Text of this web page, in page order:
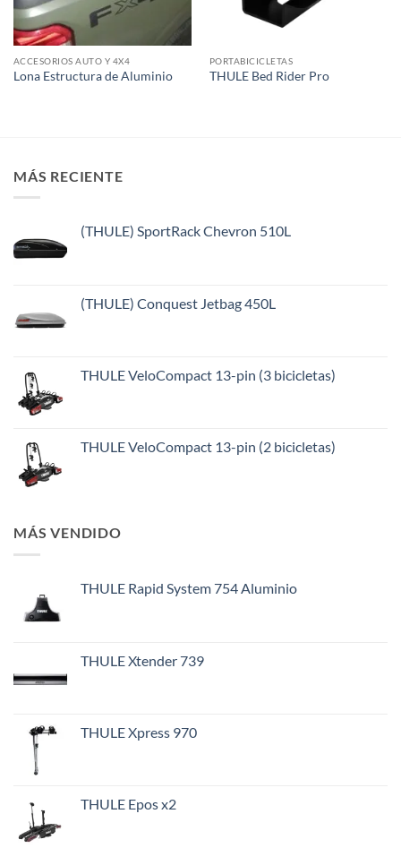
ACCESORIOS AUTO Y 4X4
Lona Estructura de Aluminio
PORTABICICLETAS
THULE Bed Rider Pro
MÁS RECIENTE
(THULE) SportRack Chevron 510L
(THULE) Conquest Jetbag 450L
THULE VeloCompact 13-pin (3 bicicletas)
THULE VeloCompact 13-pin (2 bicicletas)
MÁS VENDIDO
THULE Rapid System 754 Aluminio
THULE Xtender 739
THULE Xpress 970
THULE Epos x2